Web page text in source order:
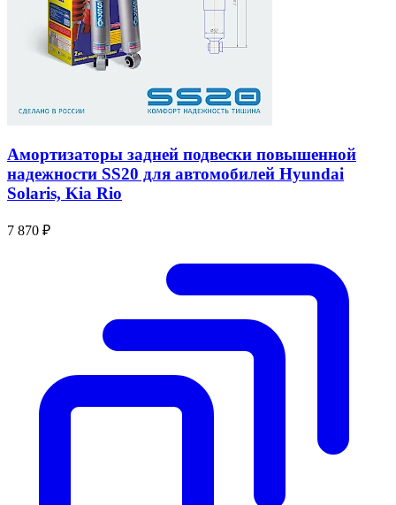
Амортизаторы задней подвески повышенной
надежности SS20 для автомобилей Hyundai
Solaris, Kia Rio
7 870 ₽